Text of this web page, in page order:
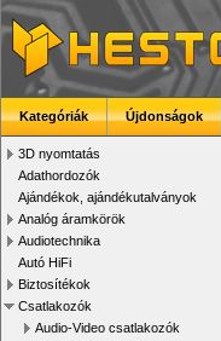
Kategóriák Újdonságok
3D nyomtatás
Adathordozók
Ajándékok, ajándékutalványok
Analóg áramkörök
Audiotechnika
Autó HiFi
Biztosítékok
Csatlakozók
Audio-Video csatlakozók